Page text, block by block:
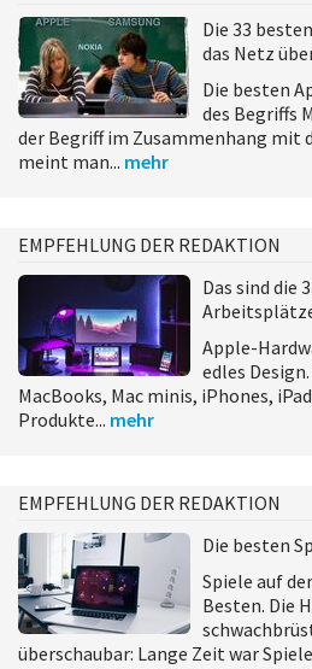
Die 33
das Netz
Die besten
des Begriffs
der Begriff im Zusammenhang
meint man... mehr
EMPFEHLUNG DER REDAKTION
Das sind die
Apple-
edles
MacBooks, Mac minis, iPhones,
Produkte... mehr
EMPFEHLUNG DER REDAKTION
Die besten
Spiele auf
Besten. Die
überschaubar: Lange Zeit war